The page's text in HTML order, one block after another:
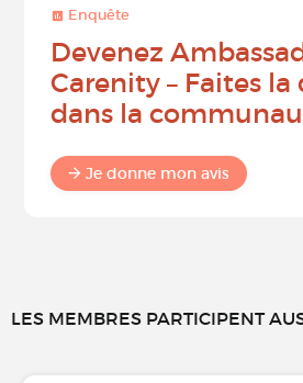
Enquête
Devenez
Carenity – Faites
dans la
Je donne mon avis
LES MEMBRES PARTICIPENT